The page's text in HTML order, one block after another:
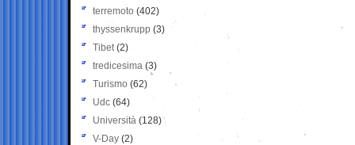
terremoto (402)
thyssenkrupp (3)
Tibet(2)
tredicesima (3)
Turismo (62)
Udc (64)
Università (128)
V-Day (2)